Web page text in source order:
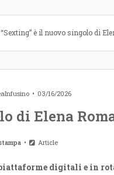
“Sexting” è il nuovo singolo di
03/16/2026
di Elena
Article
digitali e in